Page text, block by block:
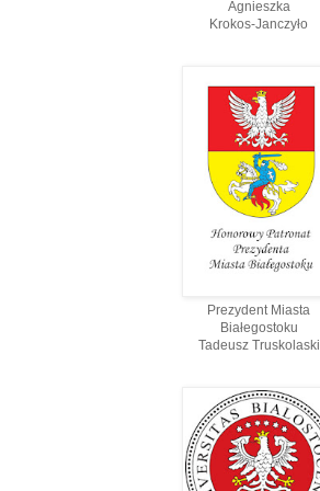
Agnieszka
Krokos-Janczyło
Prezydent Miasta
Białegostoku
Tadeusz Truskolaski